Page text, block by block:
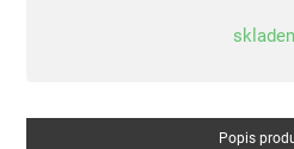
Popis